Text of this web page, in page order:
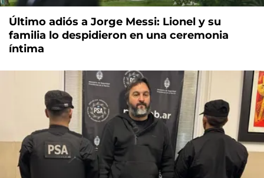
Último adiós a Jorge Messi: Lionel y su
familia lo despidieron en una ceremonia
íntima